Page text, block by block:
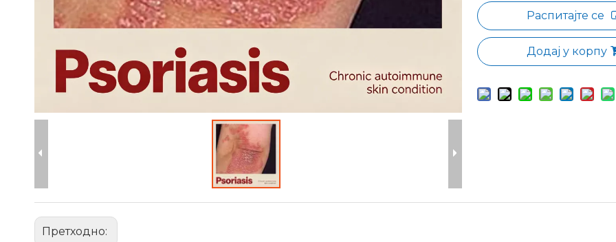
Распитајте се
Додај у корпу
Претходно: